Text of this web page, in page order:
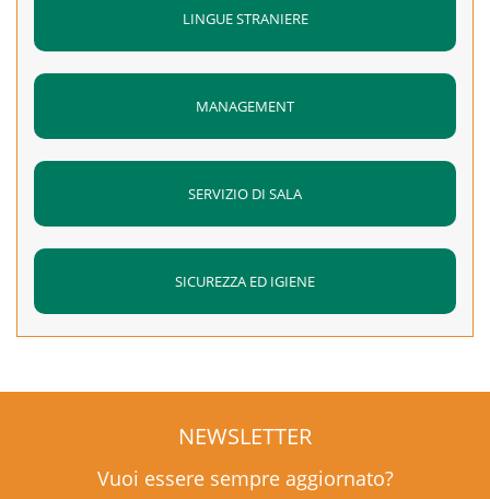
LINGUE STRANIERE
MANAGEMENT
SERVIZIO DI SALA
SICUREZZA ED IGIENE
NEWSLETTER
Vuoi essere sempre aggiornato?